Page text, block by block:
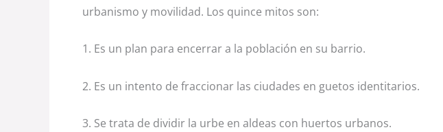
urbanismo y movilidad. Los quince mitos son:
1. Es un plan para encerrar a la población en su barrio.
2. Es un intento de fraccionar las ciudades en guetos identitarios.
3. Se trata de dividir la urbe en aldeas con huertos urbanos.